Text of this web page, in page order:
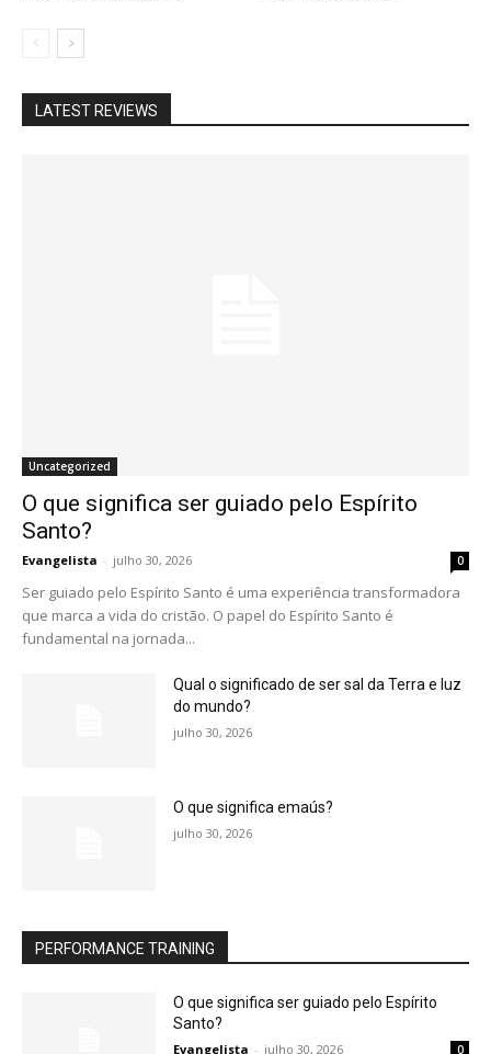
LATEST REVIEWS
Uncategorized
O que significa ser guiado pelo Espírito
Santo?
Evangelista - julho 30, 2026 0
Ser guiado pelo Espírito Santo é uma experiência transformadora
que marca a vida do cristão. O papel do Espírito Santo é
fundamental na jornada...
Qual o significado de ser sal da Terra e luz
do mundo?
julho 30, 2026
O que significa emaús?
julho 30, 2026
PERFORMANCE TRAINING
O que significa ser guiado pelo Espírito
Santo?
Evangelista - julho 30, 2026 0